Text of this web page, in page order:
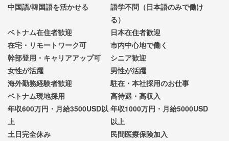
中国語/韓国語を活かせる
語学不問（日本語のみで働け
る）
ベトナム在住者歓迎
日本在住者歓迎
在宅・リモートワーク可
市内中心地で働く
幹部登用・キャリアアップ可
シニア歓迎
女性が活躍
男性が活躍
海外勤務経験者歓迎
駐在・本社採用のお仕事
ベトナム現地採用
高待遇・高収入
年収600万円・月給3500USD以
上
年収1000万円・月給5000USD
以上
土日完全休み
民間医療保険加入